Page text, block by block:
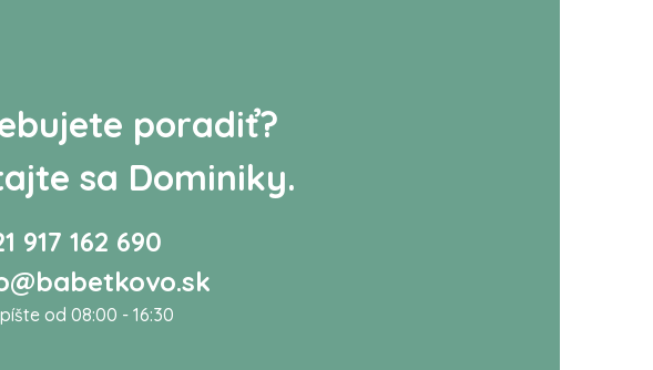
poradiť?
sa Dominiky.
917 162 690
od 08:00 - 16:30